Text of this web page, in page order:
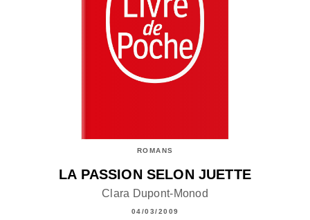
ROMANS
LA PASSION SELON JUETTE
Clara Dupont-Monod
04/03/2009